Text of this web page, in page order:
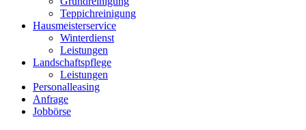
Teppichreinigung
Hausmeisterservice
Winterdienst
Leistungen
Landschaftspflege
Leistungen
Personalleasing
Anfrage
Jobbörse